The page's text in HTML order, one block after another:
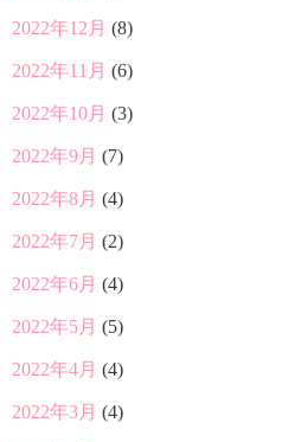
2022年12月 (8)
2022年11月 (6)
2022年10月 (3)
2022年9月 (7)
2022年8月 (4)
2022年7月 (2)
2022年6月 (4)
2022年5月 (5)
2022年4月 (4)
2022年3月 (4)